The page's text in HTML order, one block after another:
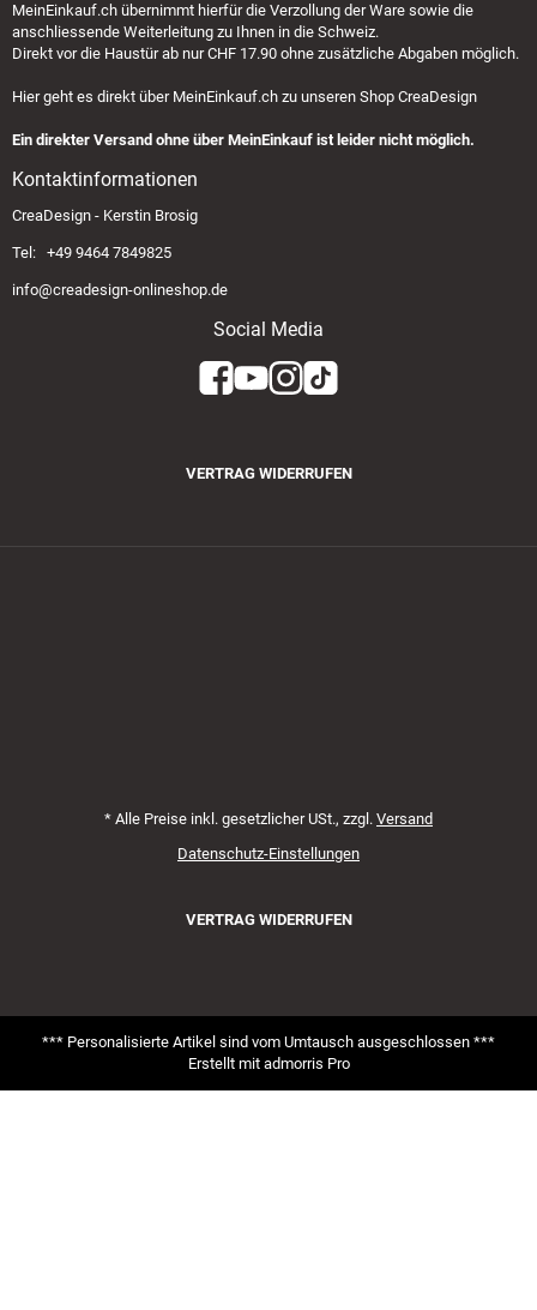
MeinEinkauf.ch übernimmt hierfür die Verzollung der Ware sowie die
anschliessende Weiterleitung zu Ihnen in die Schweiz.
Direkt vor die Haustür ab nur CHF 17.90 ohne zusätzliche Abgaben möglich.
Hier geht es direkt über MeinEinkauf.ch zu unseren Shop CreaDesign
Ein direkter Versand ohne über MeinEinkauf ist leider nicht möglich.
Kontaktinformationen
CreaDesign - Kerstin Brosig
Tel: +49 9464 7849825
info@creadesign-onlineshop.de
Social Media
VERTRAG WIDERRUFEN
* Alle Preise inkl. gesetzlicher USt., zzgl. Versand
Datenschutz-Einstellungen
VERTRAG WIDERRUFEN
*** Personalisierte Artikel sind vom Umtausch ausgeschlossen ***
Erstellt mit admorris Pro